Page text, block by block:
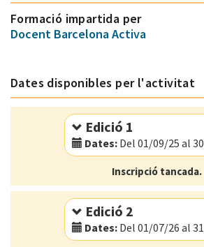
Formació impartida per
Docent Barcelona Activa
Dates disponibles per l'activitat
Edició 1
Dates:Del 01/09/25 al
Modalitat:Online
Idioma:Català
Inscripció tancada.
Edició 2
Dates:Del 01/07/26 al